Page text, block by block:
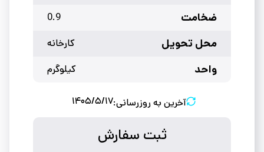
ضخامت 0.9
محل تحویل کارخانه
واحد کیلوگرم
آخرین به روزرسانی:۱۴۰۵/۵/۱۷
ثبت سفارش